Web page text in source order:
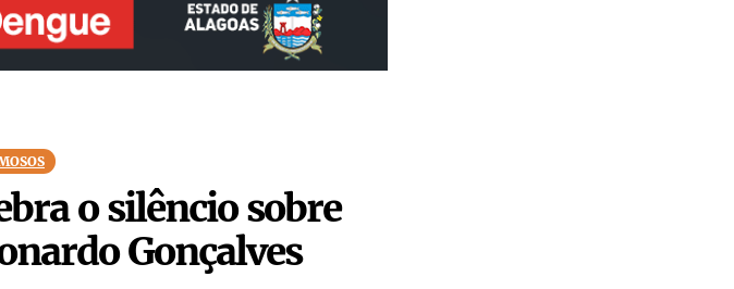
o silêncio sobre
Gonçalves